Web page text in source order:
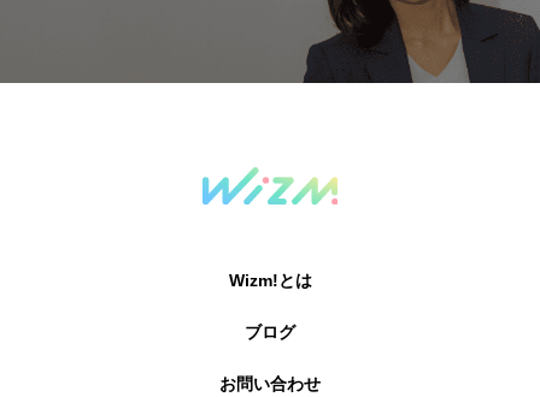
Wizm!とは
ブログ
お問い合わせ